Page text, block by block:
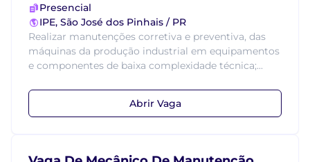
Presencial
IPE, São José dos Pinhais / PR
Realizar manutenções corretiva e preventiva, das
máquinas da produção industrial em equipamentos
e componentes de baixa complexidade técnica;...
Abrir Vaga